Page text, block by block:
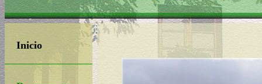
Inicio